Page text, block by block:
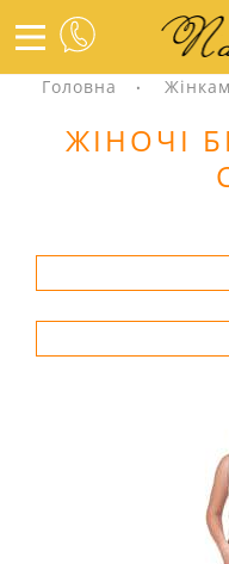
Головна Жінкам
ЖІНОЧІ